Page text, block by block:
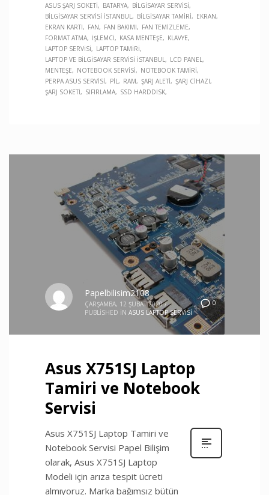
ASUS ŞARJ SOKETI
BATARYA
BILGISAYAR SERVISI
BILGISAYAR SERVISI İSTANBUL
BILGISAYAR TAMIRI
EKRAN
EKRAN KARTI
FAN FAN BAKIMI
FAN TEMIZLEME
FORMAT ATMA
İŞLEMCI KASA MENTEŞE
KLAVYE
LAPTOP SERVISI
LAPTOP TAMIRI
LAPTOP VE BILGISAYAR SERVISI İSTANBUL
LCD PANEL
MENTEŞE
NOTEBOOK SERVISI
NOTEBOOK TAMIRI
PERPA ASUS SERVISI
PIL RAM ŞARJ ALETI
ŞARJ CIHAZI
ŞARJ SOKETI
SIFIRLAMA SSD HARDDISK
0
Papelbilisim2108
ÇARŞAMBA, 12 ŞUBAT 2020 /
PUBLISHED IN ASUS LAPTOP SERVISI
Asus X751SJ Laptop
Tamiri ve Notebook
Servisi
Asus X751SJ Laptop Tamiri ve
Notebook Servisi Papel Bilişim
olarak, Asus X751SJ Laptop
Modeli için arıza tespit ücreti
almıyoruz. Marka bağımsız bütün